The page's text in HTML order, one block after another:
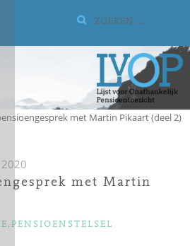
Zoeken:
met Martin Pikaart (deel 2)
met Martin
, PENSIOENSTELSEL